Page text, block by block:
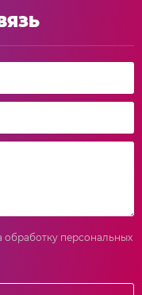
обработку персональных